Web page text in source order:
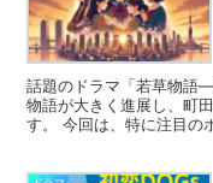
話題のドラマ「若草物語
物語が大きく進展し、町
す。 今回は、特に注目の